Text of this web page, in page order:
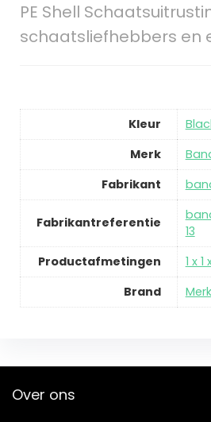
PE Shell
schaatsliefhebbers en
Kleur
Merk
Fabrikant
Fabrikantreferentie
13
Productafmetingen
‎1 x
Brand
Over ons